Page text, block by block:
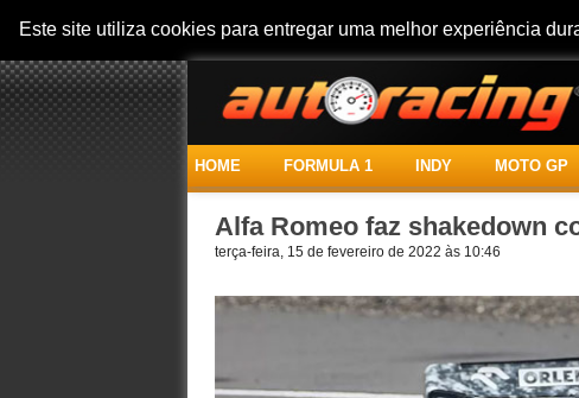
Este site utiliza cookies para entregar uma melhor experiência
HOME FORMULA 1 INDY MOTO GP
Alfa Romeo faz shakedown
terça-feira, 15 de fevereiro de 2022 às 10:46